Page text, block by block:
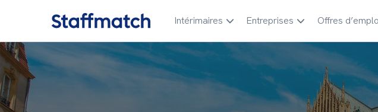
Intérimaires Entreprises Offres